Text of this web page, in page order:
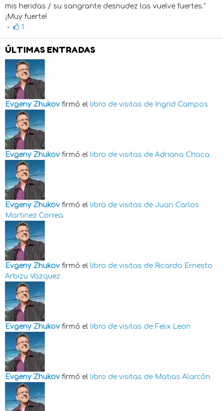
mis heridas / su sangrante desnudez las vuelve fuertes."
¡Muy fuerte!
-
1
ÚLTIMAS ENTRADAS
Evgeny Zhukov firmó el libro de visitas de Ingrid Campos
Evgeny Zhukov firmó el libro de visitas de Adriana Choca
Evgeny Zhukov firmó el libro de visitas de Juan Carlos
Martinez Correa
Evgeny Zhukov firmó el libro de visitas de Ricardo Ernesto
Arbizu Vazquez
Evgeny Zhukov firmó el libro de visitas de Felix Leon
Evgeny Zhukov firmó el libro de visitas de Matias Alarcón